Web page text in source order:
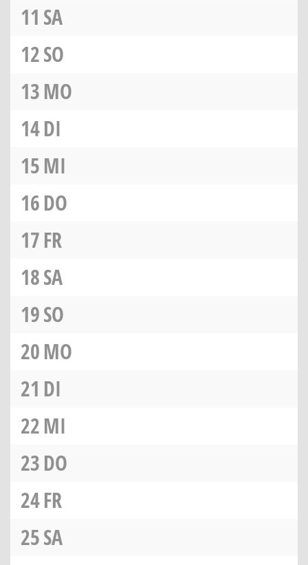
11 SA
12SO
13MO
14DI
15MI
16DO
17FR
18SA
19SO
20MO
21 DI
22MI
23DO
24FR
25SA